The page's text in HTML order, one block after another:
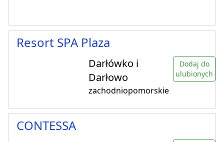
Resort SPA Plaza
Darłówko i
Darłowo
zachodniopomorskie
Dodaj do
ulubionych
CONTESSA